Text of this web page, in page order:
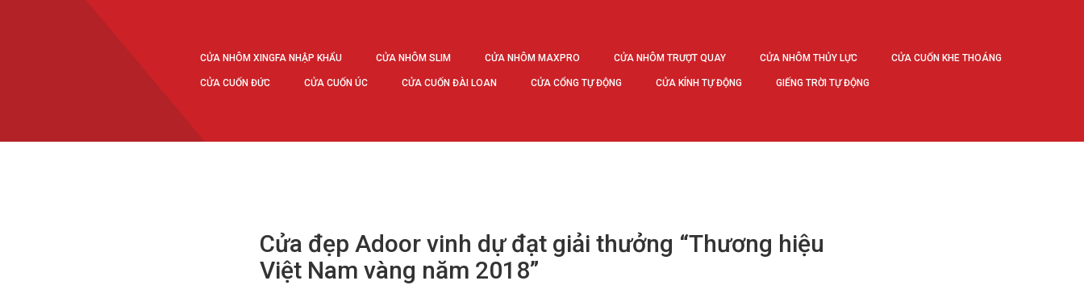
CỬA NHÔM XINGFA NHẬP KHẨU CỬA NHÔM SLIM CỬA NHÔM MAXPRO CỬA NHÔM TRƯỢT QUAY CỬA NHÔM THỦY LỰC CỬA CUỐN KHE THOÁNG
CỬA CUỐN ĐỨC CỬA CUỐN ÚC CỬA CUỐN ĐÀI LOAN CỬA CỔNG TỰ ĐỘNG CỬA KÍNH TỰ ĐỘNG GIẾNG TRỜI TỰ ĐỘNG
Cửa đẹp Adoor vinh dự đạt giải thưởng “Thương hiệu
Việt Nam vàng năm 2018”